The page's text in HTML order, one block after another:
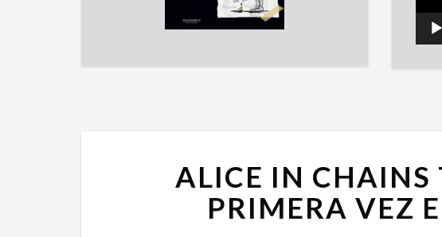
IN
ALICE IN CHAINS
PRIMERA VEZ